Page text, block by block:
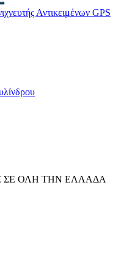
Αντικειμένων GPS
ΣΕ ΟΛΗ ΤΗΝ ΕΛΛΑΔΑ